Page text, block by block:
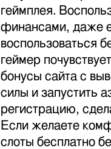
геймплея.
финансами, даже
воспользоваться
геймер
бонусы сайта с
силы и запустить
регистрацию,
Если желаете
слоты бесплатно